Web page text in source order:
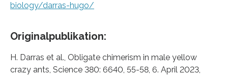
biology/darras-hugo/
Originalpublikation:
H. Darras et al., Obligate chimerism in male yellow
crazy ants, Science 380: 6640, 55-58, 6. April 2023,